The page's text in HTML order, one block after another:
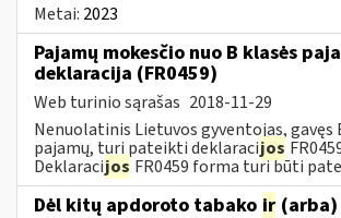
Metai: 2023
Pajamų mokesčio nuo B klasės
deklaracija (FR0459)
Web turinio sąrašas 2018-11-29
Nenuolatinis Lietuvos gyventojas, gavęs
pajamų, turi pateikti deklaracijos
Deklaracijos FR0459 forma turi būti
Dėl kitų apdoroto tabako ir